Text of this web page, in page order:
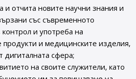
и отчита новите научни знания и
със съвременното
и употреба на
продукти и медицинските изделия,
дигиталната сфера;
на своите служители, като